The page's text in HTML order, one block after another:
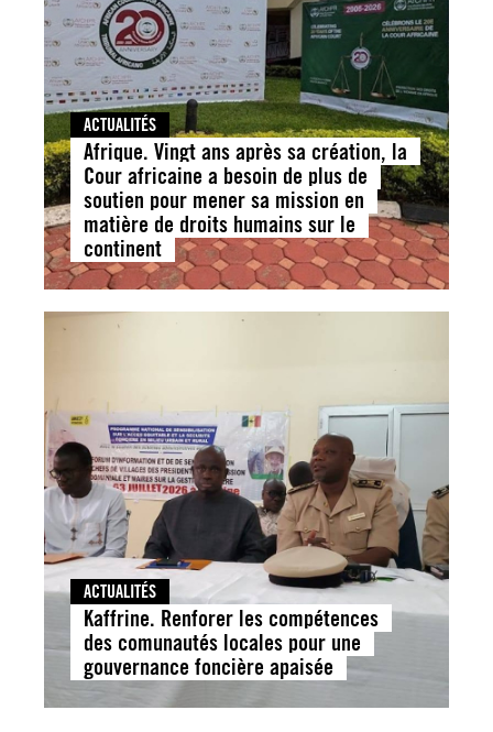
ACTUALITÉS
Afrique. Vingt ans après sa création, la
Cour africaine a besoin de plus de
soutien pour mener sa mission en
matière de droits humains sur le
continent
ACTUALITÉS
Kaffrine. Renforer les compétences
des comunautés locales pour une
gouvernance foncière apaisée